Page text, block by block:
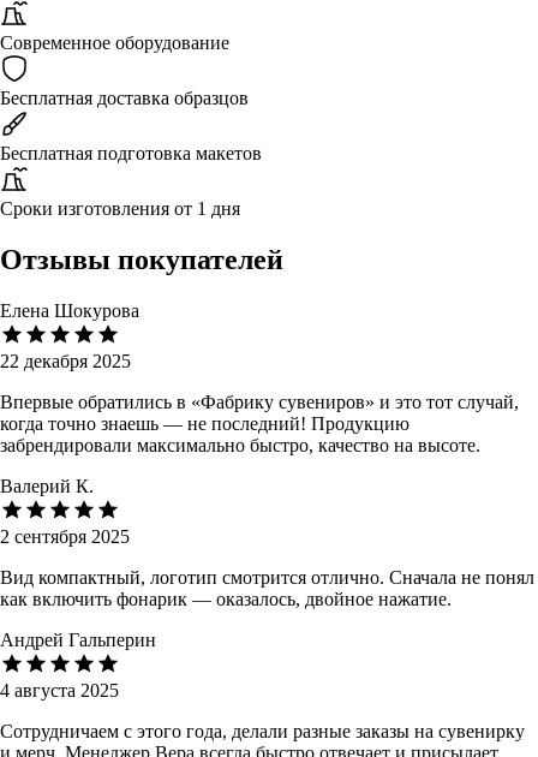
Современное оборудование
Бесплатная доставка образцов
Бесплатная подготовка макетов
Сроки изготовления от 1 дня
Отзывы покупателей
Елена Шокурова
22 декабря 2025
Впервые обратились в «Фабрику сувениров» и это тот случай,
когда точно знаешь — не последний! Продукцию
забрендировали максимально быстро, качество на высоте.
Валерий К.
2 сентября 2025
Вид компактный, логотип смотрится отлично. Сначала не понял
как включить фонарик — оказалось, двойное нажатие.
Андрей Гальперин
4 августа 2025
Сотрудничаем с этого года, делали разные заказы на сувенирку
и мерч. Менеджер Вера всегда быстро отвечает и присылает